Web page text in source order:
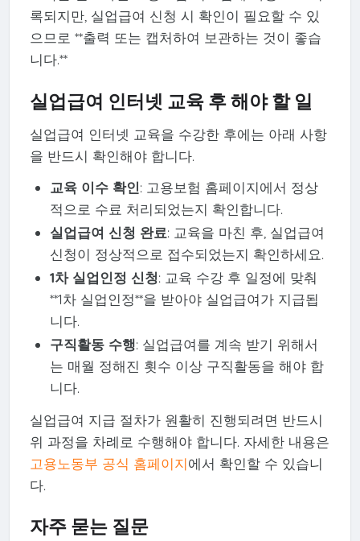
록되지만, 실업급여 신청 시 확인이 필요할 수 있
으므로 **출력 또는 캡처하여 보관하는 것이 좋습
니다.**
실업급여 인터넷 교육 후 해야 할 일
실업급여 인터넷 교육을 수강한 후에는 아래 사항
을 반드시 확인해야 합니다.
교육 이수 확인: 고용보험 홈페이지에서 정상
적으로 수료 처리되었는지 확인합니다.
실업급여 신청 완료: 교육을 마친 후, 실업급여
신청이 정상적으로 접수되었는지 확인하세요.
1차 실업인정 신청: 교육 수강 후 일정에 맞춰
**1차 실업인정**을 받아야 실업급여가 지급됩
니다.
구직활동 수행: 실업급여를 계속 받기 위해서
는 매월 정해진 횟수 이상 구직활동을 해야 합
니다.
실업급여 지급 절차가 원활히 진행되려면 반드시
위 과정을 차례로 수행해야 합니다. 자세한 내용은
고용노동부 공식 홈페이지에서 확인할 수 있습니
다.
자주 묻는 질문